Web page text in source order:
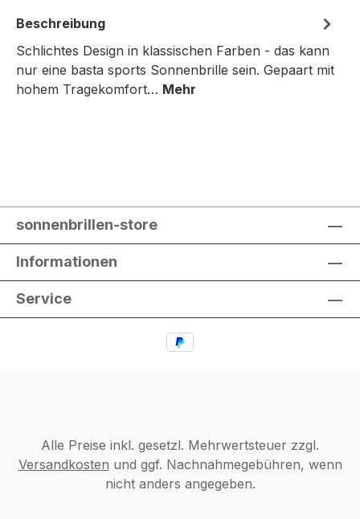
Beschreibung
Schlichtes Design in klassischen Farben - das kann
nur eine basta sports Sonnenbrille sein. Gepaart mit
hohem Tragekomfort… Mehr
sonnenbrillen-store
Informationen
Service
Alle Preise inkl. gesetzl. Mehrwertsteuer zzgl.
Versandkosten und ggf. Nachnahmegebühren, wenn
nicht anders angegeben.